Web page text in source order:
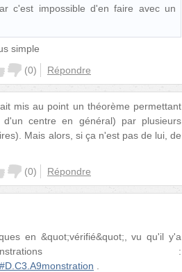
c'est impossible d'en faire avec un
simple
(0) Répondre
mis au point un théorème permettant
centre en général) par plusieurs
Mais alors, si ça n'est pas de lui, de
(0) Répondre
en &quot;vérifié&quot;, vu qu'il y'a
: